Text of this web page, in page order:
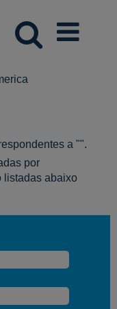
a "".
por
listadas abaixo